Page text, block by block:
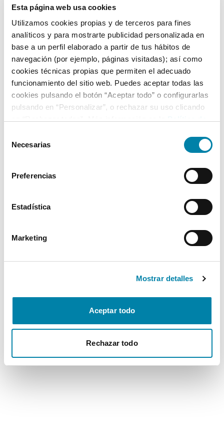
Esta página web usa cookies
Utilizamos cookies propias y de terceros para fines
analíticos y para mostrarte publicidad personalizada en
base a un perfil elaborado a partir de tus hábitos de
navegación (por ejemplo, páginas visitadas); así como
cookies técnicas propias que permiten el adecuado
funcionamiento del sitio web. Puedes aceptar todas las
cookies pulsando el botón “Aceptar todo” o configurarlas
pulsando en “Personalizar”, o rechazar su uso clicando
Necesarias
Preferencias
Estadística
Marketing
Mostrar detalles
Aceptar todo
Rechazar todo